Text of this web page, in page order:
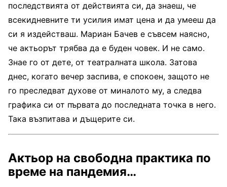
последствията от действията си, да знаеш, че
всекидневните ти усилия имат цена и да умееш да
си я издействаш. Мариан Бачев е съвсем наясно,
че актьорът трябва да е буден човек. И не само.
Знае го от дете, от театралната школа. Затова
днес, когато вечер заспива, е спокоен, защото не
го преследват духове от миналото му, а следва
графика си от първата до последната точка в него.
Така възпитава и дъщерите си.
Актьор на свободна практика по
време на пандемия…